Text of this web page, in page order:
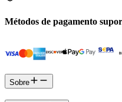
Métodos de pagamento
Sobre